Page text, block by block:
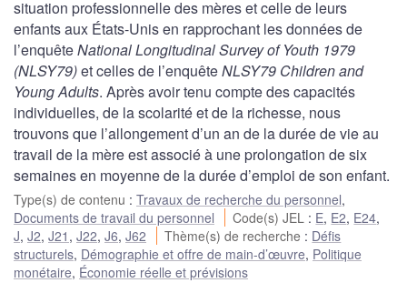
situation professionnelle des mères et celle de leurs
enfants aux États-Unis en rapprochant les données de
l’enquêteNational Longitudinal Survey of Youth 1979
(NLSY79)et celles de l’enquêteNLSY79 Children and
Young Adults. Après avoir tenu compte des capacités
individuelles, de la scolarité et de la richesse, nous
trouvons que l’allongement d’un an de la durée de vie au
travail de la mère est associé à une prolongation de six
semaines en moyenne de la durée d’emploi de son enfant.
Type(s) de contenu : Travaux de recherche du personnel,
Documents de travail du personnel
Code(s) JEL : E, E2, E24,
J, J2, J21 , J22, J6, J62 Thème(s) de recherche : Défis
structurels, Démographie et offre de main-d’œuvre, Politique
monétaire, Économie réelle et prévisions